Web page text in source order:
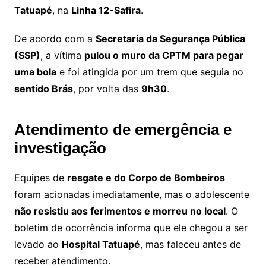
Tatuapé, na Linha 12-Safira.
De acordo com a Secretaria da Segurança Pública
(SSP), a vítima pulou o muro da CPTM para pegar
uma bolae foi atingida por um trem que seguia no
sentido Brás, por volta das 9h30.
Atendimento de emergência e
investigação
Equipes de resgate e do Corpo de Bombeiros
foram acionadas imediatamente, mas o adolescente
não resistiu aos ferimentos e morreu no local. O
boletim de ocorrência informa que ele chegou a ser
levado ao Hospital Tatuapé, mas faleceu antes de
receber atendimento.